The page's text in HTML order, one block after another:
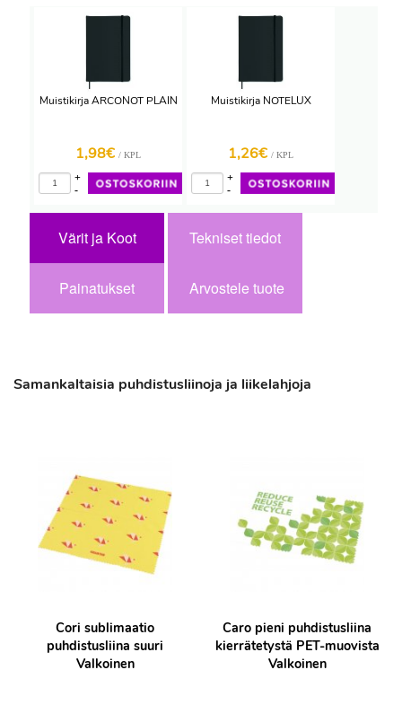
Muistikirja ARCONOT PLAIN
1,98€ / KPL
-
+
Muistikirja NOTELUX
1,26€ / KPL
-
+
Värit ja Koot Tekniset tiedot
Painatukset Arvostele tuote
Samankaltaisia puhdistusliinoja ja liikelahjoja
Cori sublimaatio
puhdistusliina suuri
Valkoinen
Caro pieni puhdistusliina
kierrätetystä PET-muovista
Valkoinen